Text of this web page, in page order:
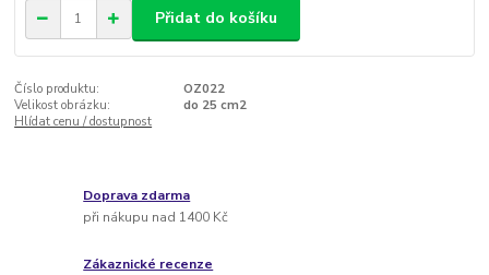
Přidat do košíku
Číslo produktu:
OZ022
Velikost obrázku:
do 25 cm2
Hlídat cenu / dostupnost
Doprava zdarma
při nákupu nad 1400 Kč
Zákaznické recenze